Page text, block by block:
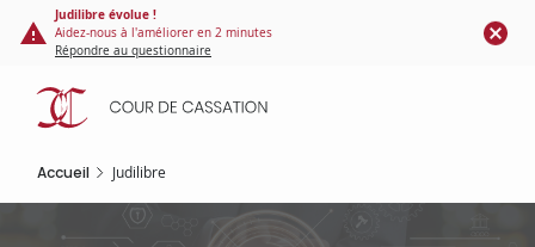
Panneau de gestion des cookies
contenu
principal
Judilibre évolue !
Aidez-nous à l'améliorer en 2 minutes
Répondre au questionnaire
Accueil Judilibre